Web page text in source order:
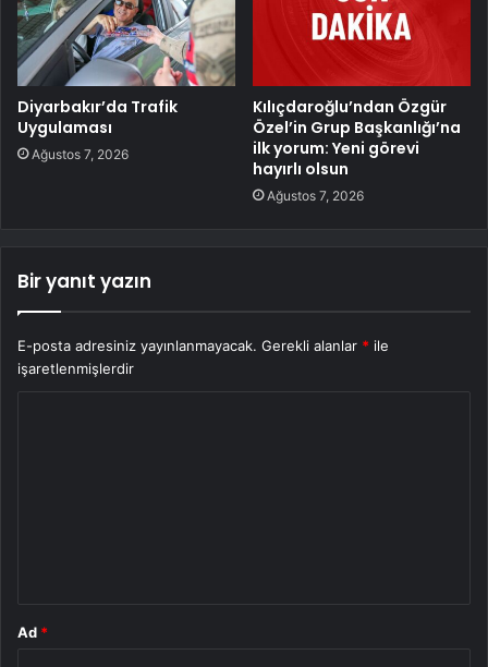
Diyarbakır’da Trafik
Uygulaması
Ağustos 7, 2026
Kılıçdaroğlu’ndan Özgür
Özel’in Grup Başkanlığı’na
ilk yorum: Yeni görevi
hayırlı olsun
Ağustos 7, 2026
Bir yanıt yazın
E-posta adresiniz yayınlanmayacak. Gerekli alanlar * ile
işaretlenmişlerdir
Ad *